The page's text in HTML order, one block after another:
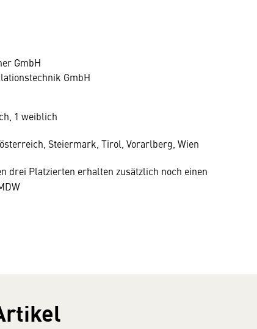
GmbH
GmbH
1 weiblich
Steiermark, Tirol, Vorarlberg, Wien
drei Platzierten erhalten zusätzlich noch einen